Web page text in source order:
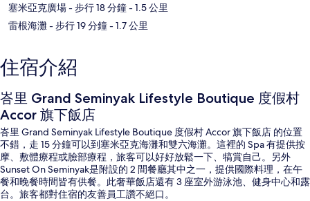
塞米亞克廣場- 步行 18 分鐘- 1.5 公里
雷根海灘- 步行 19 分鐘- 1.7 公里
住宿介紹
峇里 Grand Seminyak Lifestyle Boutique 度假村
Accor 旗下飯店
峇里 Grand Seminyak Lifestyle Boutique 度假村 Accor 旗下飯店 的位置
不錯，走 15 分鐘可以到塞米亞克海灘和雙六海灘。這裡的 Spa 有提供按
摩、敷體療程或臉部療程，旅客可以好好放鬆一下、犒賞自己。另外
Sunset On Seminyak是附設的 2 間餐廳其中之一，提供國際料理，在午
餐和晚餐時間皆有供餐。此奢華飯店還有 3 座室外游泳池、健身中心和露
台。旅客都對住宿的友善員工讚不絕口。